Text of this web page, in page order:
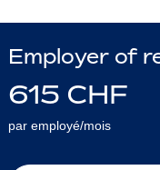
Employer of
615 CHF
par employé/mois